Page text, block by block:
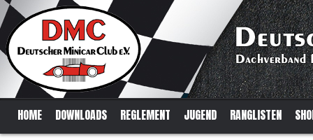
HOME DOWNLOADS REGLEMENT JUGEND RANGLISTEN